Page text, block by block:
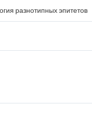
разнотипных эпитетов